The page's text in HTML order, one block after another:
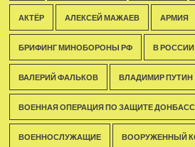
АКТЁР АЛЕКСЕЙ МАЖАЕВ АРМИЯ
БРИФИНГ МИНОБОРОНЫ РФ В РОССИИ
ВАЛЕРИЙ ФАЛЬКОВ ВЛАДИМИР ПУТИН
ВОЕННАЯ ОПЕРАЦИЯ ПО ЗАЩИТЕ
ВОЕННОСЛУЖАЩИЕ ВООРУЖЕННЫЙ